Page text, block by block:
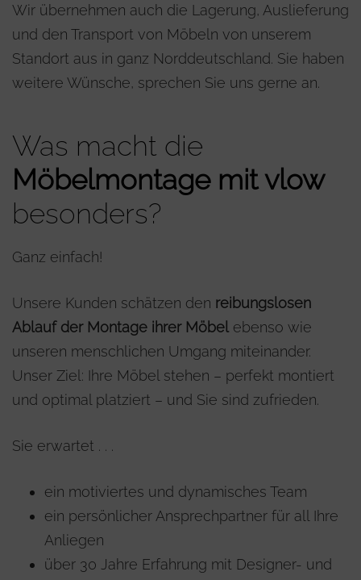
Wir übernehmen auch die Lagerung, Auslieferung
und den Transport von Möbeln von unserem
Standort aus in ganz Norddeutschland. Sie haben
weitere Wünsche, sprechen Sie uns gerne an.
Was macht die
Möbelmontage mit vlow
besonders?
Ganz einfach!
Unsere Kunden schätzen den reibungslosen
Ablauf der Montage ihrer Möbel ebenso wie
unseren menschlichen Umgang miteinander.
Unser Ziel: Ihre Möbel stehen – perfekt montiert
und optimal platziert – und Sie sind zufrieden.
Sie erwartet . . .
ein motiviertes und dynamisches Team
ein persönlicher Ansprechpartner für all Ihre
Anliegen
über 30 Jahre Erfahrung mit Designer- und